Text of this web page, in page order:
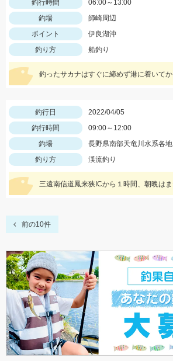
釣行時間
06:00～13:00
釣場
師崎周辺
ポイント
伊良湖沖
釣り方
船釣り
釣行日
2022/04/05
釣行時間
09:00～12:00
釣場
長野県南部天竜川水系各地
釣り方
渓流釣り
前の10件